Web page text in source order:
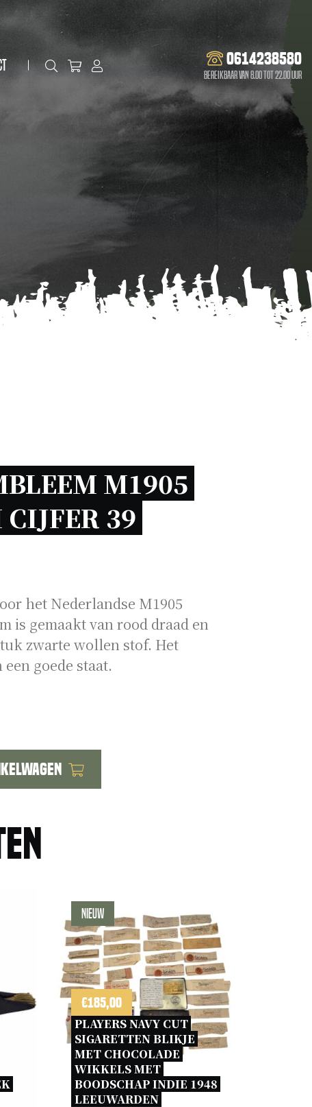
0614238580
Bereikbaar van 8.00 tot 22.00 uur
M1905
39
het Nederlandse M1905
is gemaakt van rood draad en
zwarte wollen stof. Het
goede staat.
Nieuw
€185,00
PLAYERS NAVY CUT
SIGARETTEN BLIKJE
MET CHOCOLADE
WIKKELS MET
BOODSCHAP INDIE 1948
LEEUWARDEN